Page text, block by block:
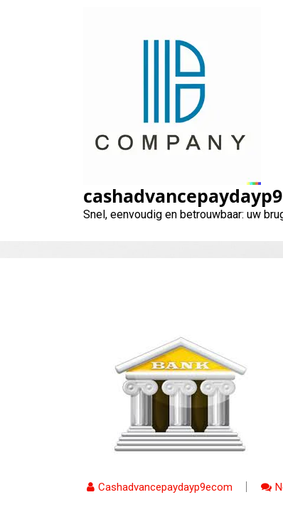
Snel, eenvoudig en betrouwbaar: uw
Alles
Cashadvancepaydayp9ecom